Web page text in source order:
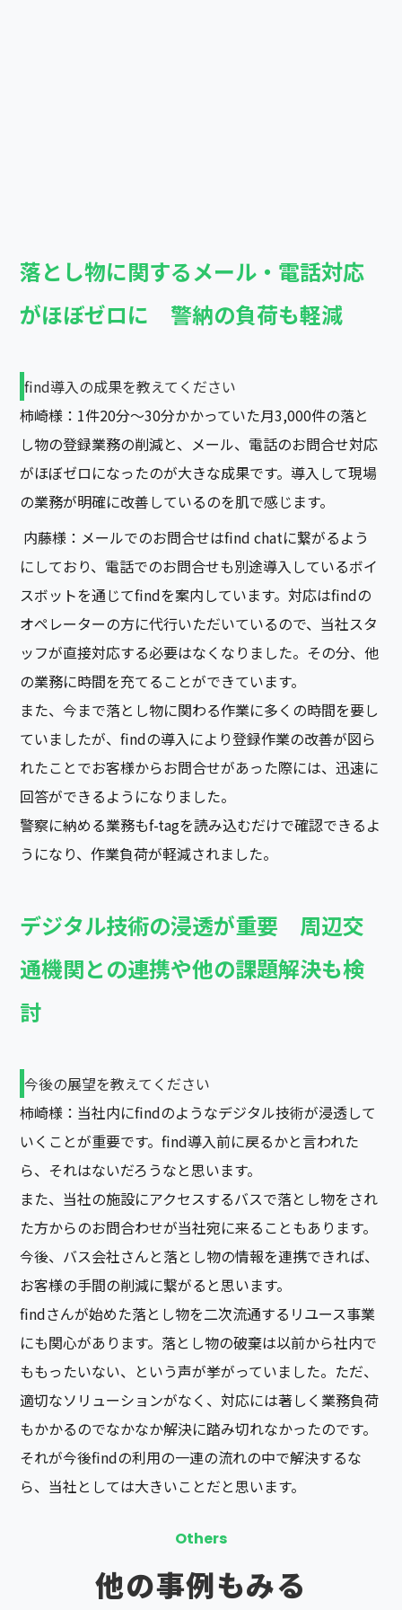
落とし物に関するメール・電話対応
がほぼゼロに 警納の負荷も軽減
find導入の成果を教えてください
柿崎様：1件20分〜30分かかっていた月3,000件の落と
し物の登録業務の削減と、メール、電話のお問合せ対応
がほぼゼロになったのが大きな成果です。導入して現場
の業務が明確に改善しているのを肌で感じます。
内藤様：メールでのお問合せはfind chatに繋がるよう
にしており、電話でのお問合せも別途導入しているボイ
スボットを通じてfindを案内しています。対応はfindの
オペレーターの方に代行いただいているので、当社スタ
ッフが直接対応する必要はなくなりました。その分、他
の業務に時間を充てることができています。
また、今まで落とし物に関わる作業に多くの時間を要し
ていましたが、findの導入により登録作業の改善が図ら
れたことでお客様からお問合せがあった際には、迅速に
回答ができるようになりました。
警察に納める業務もf-tagを読み込むだけで確認できるよ
うになり、作業負荷が軽減されました。
デジタル技術の浸透が重要 周辺交
通機関との連携や他の課題解決も検
討
今後の展望を教えてください
柿崎様：当社内にfindのようなデジタル技術が浸透して
いくことが重要です。find導入前に戻るかと言われた
ら、それはないだろうなと思います。
また、当社の施設にアクセスするバスで落とし物をされ
た方からのお問合わせが当社宛に来ることもあります。
今後、バス会社さんと落とし物の情報を連携できれば、
お客様の手間の削減に繋がると思います。
findさんが始めた落とし物を二次流通するリユース事業
にも関心があります。落とし物の破棄は以前から社内で
ももったいない、という声が挙がっていました。ただ、
適切なソリューションがなく、対応には著しく業務負荷
もかかるのでなかなか解決に踏み切れなかったのです。
それが今後findの利用の一連の流れの中で解決するな
ら、当社としては大きいことだと思います。
Others
他の事例もみる